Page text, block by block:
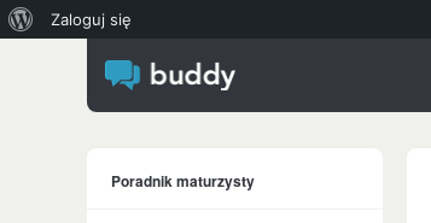
Poradnik maturzysty
WordPressie
Zaloguj się